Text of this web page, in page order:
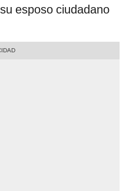
esposo ciudadano